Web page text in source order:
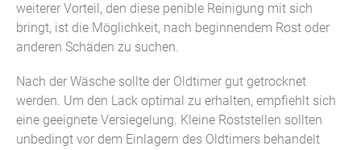
weiterer Vorteil, den diese penible Reinigung mit sich
bringt, ist die Möglichkeit, nach beginnendem Rost oder
anderen Schäden zu suchen.
Nach der Wäsche sollte der Oldtimer gut getrocknet
werden. Um den Lack optimal zu erhalten, empfiehlt sich
eine geeignete Versiegelung. Kleine Roststellen sollten
unbedingt vor dem Einlagern des Oldtimers behandelt